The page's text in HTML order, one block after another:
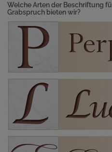
Welche Arten der Beschriftung
Grabspruch bieten wir?